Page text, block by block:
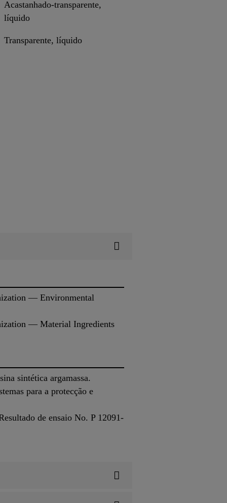
Acastanhado-transparente,
líquido
Transparente, líquido
— Environmental
— Material Ingredients
sintética argamassa.
para a protecção e
de ensaio No. P 12091-